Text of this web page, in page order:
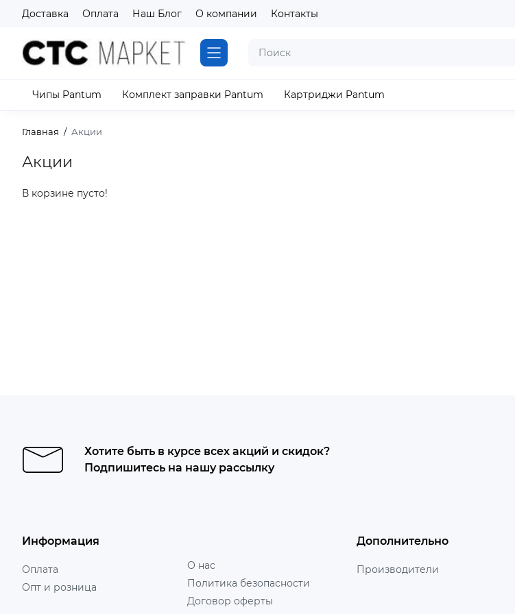
Доставка Оплата Наш Блог О компании Контакты
Чипы Pantum Комплект заправки Pantum Картриджи Pantum
Главная Акции
Акции
В корзине пусто!
Хотите быть в курсе всех акций и скидок?
Подпишитесь на нашу рассылку
Информация
Оплата
Опт и розница
О нас
Политика безопасности
Договор оферты
Дополнительно
Производители